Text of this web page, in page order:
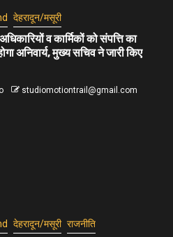
देहरादून/मसूरी
व कार्मिकों को संपत्ति का
अनिवार्य, मुख्य सचिव ने जारी किए
studiomotiontrail@gmail.com
देहरादून/मसूरी राजनीति